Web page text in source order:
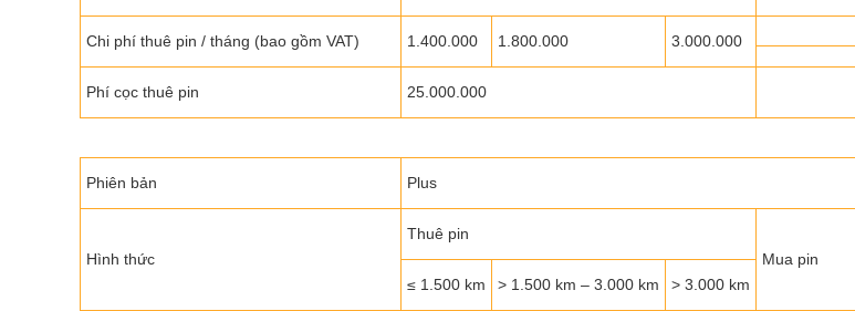
Chi phí thuê pin / tháng (bao gồm VAT) 1.400.000 1.800.000 3.000.000
Phí cọc thuê pin 25.000.000
Phiên bản Plus
Hình thức
Thuê pin
Mua pin
≤ 1.500 km
> 1.500 km – 3.000 km > 3.000 km